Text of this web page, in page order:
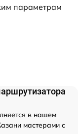
параметрам
в нашем
мастерами с